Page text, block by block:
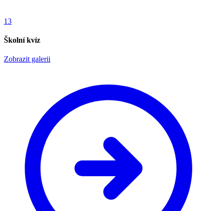
13
Školní kvíz
Zobrazit galerii